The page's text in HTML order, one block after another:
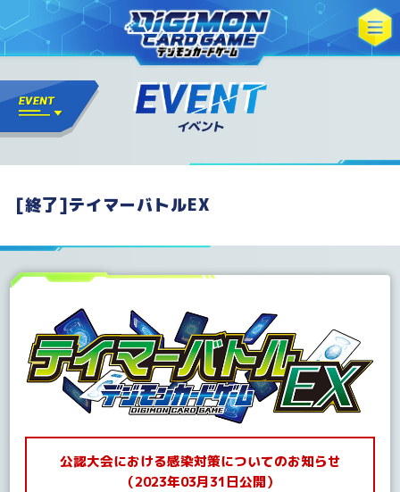
[終了]テイマーバトルEX
公認大会における感染対策についてのお知らせ
（2023年03月31日公開）